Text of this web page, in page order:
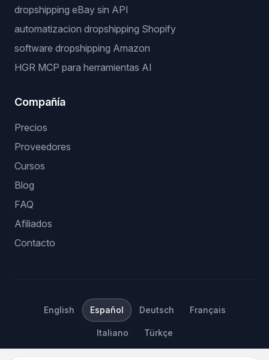
dropshipping eBay sin API
automatizacion dropshipping Shopify
software dropshipping Amazon
HGR MCP para herramientas AI
Compañía
Precios
Proveedores
Cursos
Blog
FAQ
Afiliados
Contacto
English Español Deutsch Français
Italiano Türkçe